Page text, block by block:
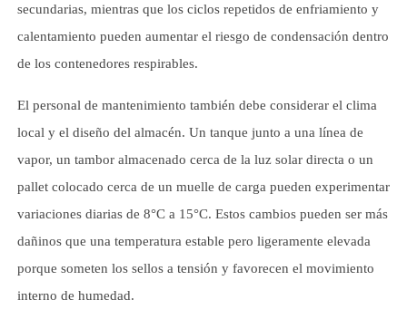
secundarias, mientras que los ciclos repetidos de enfriamiento y
calentamiento pueden aumentar el riesgo de condensación dentro
de los contenedores respirables.
El personal de mantenimiento también debe considerar el clima
local y el diseño del almacén. Un tanque junto a una línea de
vapor, un tambor almacenado cerca de la luz solar directa o un
pallet colocado cerca de un muelle de carga pueden experimentar
variaciones diarias de 8°C a 15°C. Estos cambios pueden ser más
dañinos que una temperatura estable pero ligeramente elevada
porque someten los sellos a tensión y favorecen el movimiento
interno de humedad.